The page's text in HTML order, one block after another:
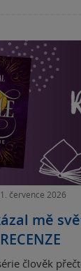
července 2026
mě
člověk